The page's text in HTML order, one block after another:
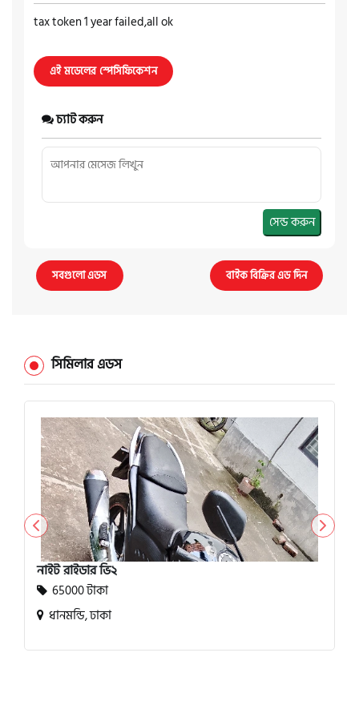
tax token 1 year failed,all ok
এই মডেলের স্পেসিফিকেশন
চ্যাট করুন
সেন্ড করুন
সবগুলো এডস বাইক বিক্রির এড দিন
সিমিলার এডস
নাইট রাইডার ভি২
65000 টাকা
ধানমন্ডি, ঢাকা